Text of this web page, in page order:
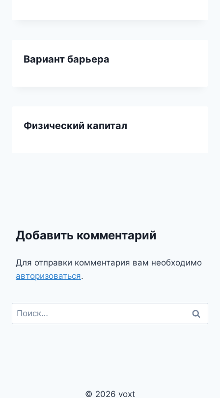
Вариант барьера
Физический капитал
Добавить комментарий
Для отправки комментария вам необходимо
авторизоваться.
Найти:
© 2026 voxt